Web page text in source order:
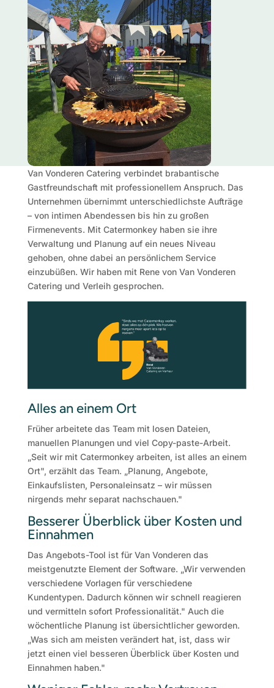
Van Vonderen Catering verbindet brabantische
Gastfreundschaft mit professionellem Anspruch. Das
Unternehmen übernimmt unterschiedlichste Aufträge
– von intimen Abendessen bis hin zu großen
Firmenevents. Mit Catermonkey haben sie ihre
Verwaltung und Planung auf ein neues Niveau
gehoben, ohne dabei an persönlichem Service
einzubüßen. Wir haben mit Rene von Van Vonderen
Catering und Verleih gesprochen.
Alles an einem Ort
Früher arbeitete das Team mit losen Dateien,
manuellen Planungen und viel Copy-paste-Arbeit.
„Seit wir mit Catermonkey arbeiten, ist alles an einem
Ort", erzählt das Team. „Planung, Angebote,
Einkaufslisten, Personaleinsatz – wir müssen
nirgends mehr separat nachschauen."
Besserer Überblick über Kosten und
Einnahmen
Das Angebots-Tool ist für Van Vonderen das
meistgenutzte Element der Software. „Wir verwenden
verschiedene Vorlagen für verschiedene
Kundentypen. Dadurch können wir schnell reagieren
und vermitteln sofort Professionalität." Auch die
wöchentliche Planung ist übersichtlicher geworden.
„Was sich am meisten verändert hat, ist, dass wir
jetzt einen viel besseren Überblick über Kosten und
Einnahmen haben."